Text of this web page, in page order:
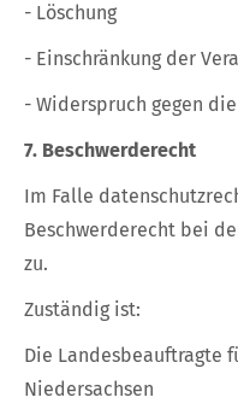
- Löschung
- Einschränkung der
- Widerspruch gegen
7. Beschwerderecht
Im Falle
Beschwerderecht bei
zu.
Zuständig ist:
Die Landesbeauftragte
Niedersachsen